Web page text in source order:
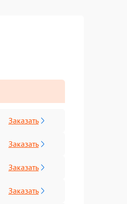
Заказать
Заказать
Заказать
Заказать